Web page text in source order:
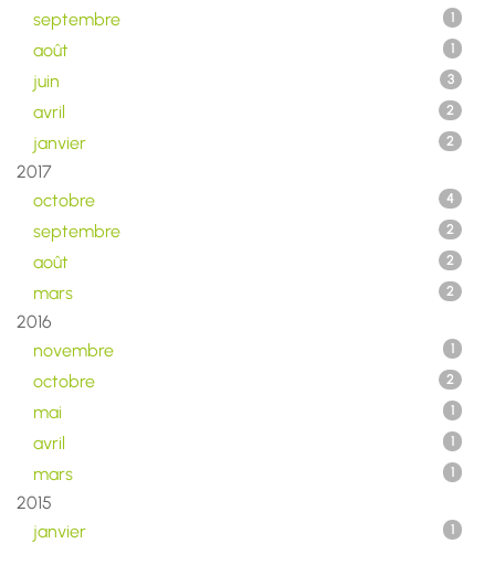
septembre 1
août 1
juin 3
avril 2
janvier 2
2017
octobre
4
septembre 2
août 2
mars 2
2016
novembre
1
octobre 2
mai 1
avril 1
mars 1
2015
janvier
1